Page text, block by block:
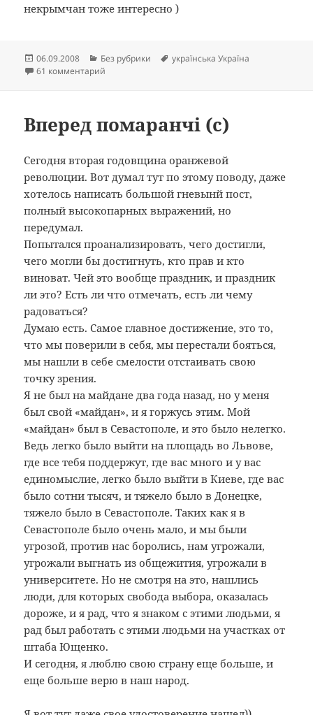
некрымчан тоже интересно )
Опубликовано
06.09.2008 Рубрики
Без рубрики Метки
українська Україна
61 комментарий
Вперед помаранчі (с)
Сегодня вторая годовщина оранжевой
революции. Вот думал тут по этому поводу, даже
хотелось написать большой гневынй пост,
полный высокопарных выражений, но
передумал.
Попытался проанализировать, чего достигли,
чего могли бы достигнуть, кто прав и кто
виноват. Чей это вообще праздник, и праздник
ли это? Есть ли что отмечать, есть ли чему
радоваться?
Думаю есть. Самое главное достижение, это то,
что мы поверили в себя, мы перестали бояться,
мы нашли в себе смелости отстаивать свою
точку зрения.
Я не был на майдане два года назад, но у меня
был свой «майдан», и я горжусь этим. Мой
«майдан» был в Севастополе, и это было нелегко.
Ведь легко было выйти на площадь во Львове,
где все тебя поддержут, где вас много и у вас
единомыслие, легко было выйти в Киеве, где вас
было сотни тысяч, и тяжело было в Донецке,
тяжело было в Севастополе. Таких как я в
Севастополе было очень мало, и мы были
угрозой, против нас боролись, нам угрожали,
угрожали выгнать из общежития, угрожали в
университете. Но не смотря на это, нашлись
люди, для которых свобода выбора, оказалась
дороже, и я рад, что я знаком с этими людьми, я
рад был работать с этими людьми на участках от
штаба Ющенко.
И сегодня, я люблю свою страну еще больше, и
еще больше верю в наш народ.